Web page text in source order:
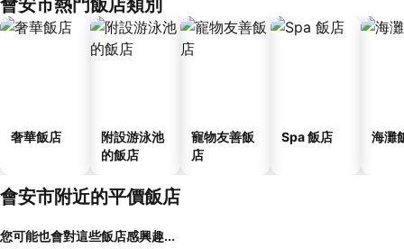
會安市熱門飯店類別
奢華飯店
附設游泳池
的飯店
寵物友善飯
店
Spa 飯店 海灘
會安市附近的平價飯店
您可能也會對這些飯店感興趣...